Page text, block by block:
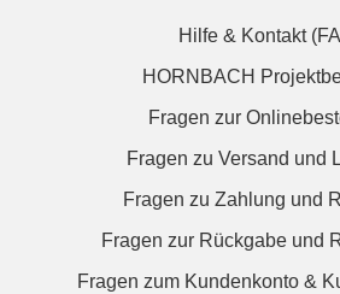
Hilfe & Kontakt
HORNBACH
Fragen zur
Fragen zu Versand und
Fragen zu Zahlung und
Fragen zur Rückgabe und
Fragen zum Kundenkonto &